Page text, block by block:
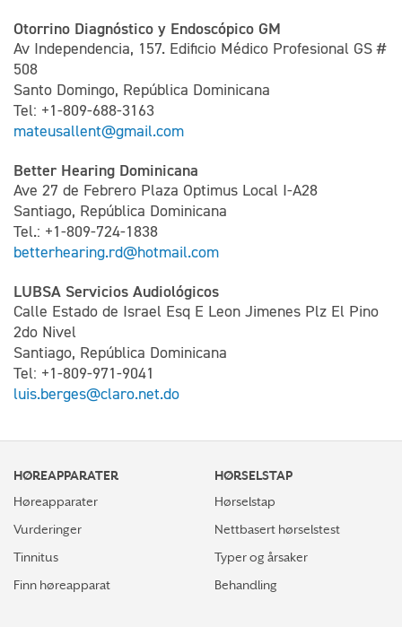
Otorrino Diagnóstico y Endoscópico GM
Av Independencia, 157. Edificio Médico Profesional GS #
508
Santo Domingo, República Dominicana
Tel: +1-809-688-3163
mateusallent@gmail.com
Better Hearing Dominicana
Ave 27 de Febrero Plaza Optimus Local I-A28
Santiago, República Dominicana
Tel.: +1-809-724-1838
betterhearing.rd@hotmail.com
LUBSA Servicios Audiológicos
Calle Estado de Israel Esq E Leon Jimenes Plz El Pino
2do Nivel
Santiago, República Dominicana
Tel: +1-809-971-9041
luis.berges@claro.net.do
HØREAPPARATER
Høreapparater
Vurderinger
Tinnitus
Finn høreapparat
HØRSELSTAP
Hørselstap
Nettbasert hørselstest
Typer og årsaker
Behandling